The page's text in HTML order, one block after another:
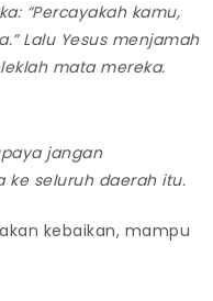
“Percayakah kamu,
Lalu Yesus menjamah
mata mereka.
jangan
ke seluruh daerah itu.
kebaikan, mampu